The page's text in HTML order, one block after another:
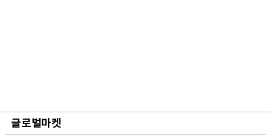
글로벌마켓